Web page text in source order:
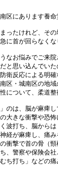
区にあります養命
まったけれど、そ
に首が回らなく
なお悩みでご来
と思い込んでい
衛反応による明確
区・城南区の地
について、柔道
のは、脳が麻痺し
大きな衝撃や恐
波打ち、脳から
経が麻痺し、痛
衝撃で首の骨（
、警察や保険会
ち打ち」などの